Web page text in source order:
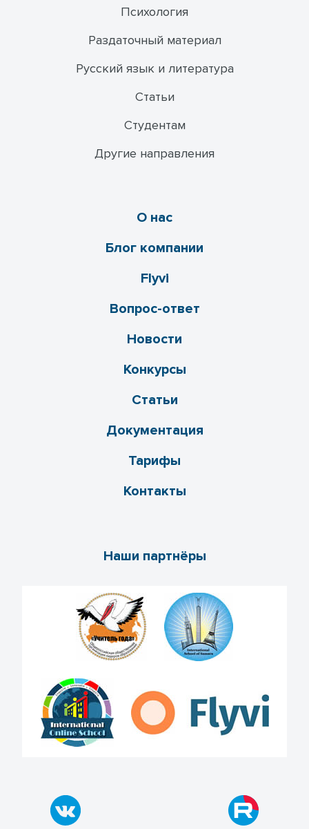
Психология
Раздаточный материал
Русский язык и литература
Статьи
Студентам
Другие направления
О нас
Блог компании
Flyvi
Вопрос-ответ
Новости
Конкурсы
Статьи
Документация
Тарифы
Контакты
Наши партнёры